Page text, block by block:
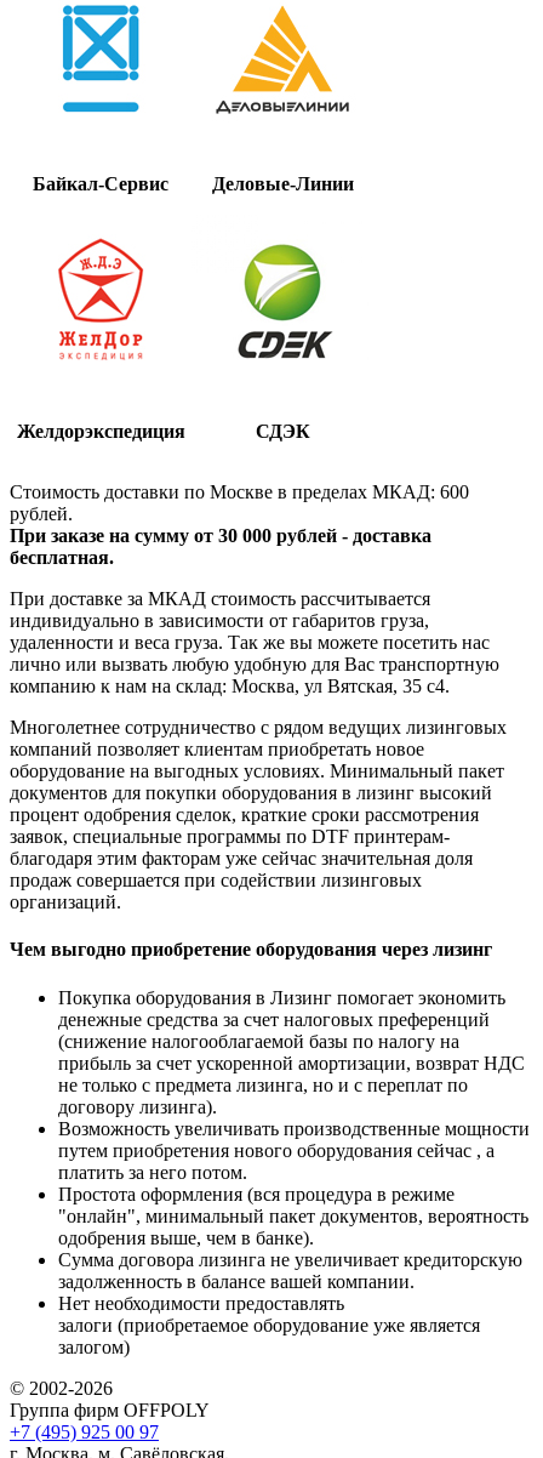
Байкал-Сервис Деловые-Линии
Желдорэкспедиция СДЭК
Стоимость доставки по Москве в пределах МКАД: 600
рублей.
При заказе на сумму от 30 000 рублей - доставка
бесплатная.
При доставке за МКАД стоимость рассчитывается
индивидуально в зависимости от габаритов груза,
удаленности и веса груза. Так же вы можете посетить нас
лично или вызвать любую удобную для Вас транспортную
компанию к нам на склад: Москва, ул Вятская, 35 c4.
Многолетнее сотрудничество с рядом ведущих лизинговых
компаний позволяет клиентам приобретать новое
оборудование на выгодных условиях. Минимальный пакет
документов для покупки оборудования в лизинг высокий
процент одобрения сделок, краткие сроки рассмотрения
заявок, специальные программы по DTF принтерам-
благодаря этим факторам уже сейчас значительная доля
продаж совершается при содействии лизинговых
организаций.
Чем выгодно приобретение оборудования через лизинг
Покупка оборудования в Лизинг помогает экономить
денежные средства за счет налоговых преференций
(снижение налогооблагаемой базы по налогу на
прибыль за счет ускоренной амортизации, возврат НДС
не только с предмета лизинга, но и с переплат по
договору лизинга).
Возможность увеличивать производственные мощности
путем приобретения нового оборудования сейчас , а
платить за него потом.
Простота оформления (вся процедура в режиме
"онлайн", минимальный пакет документов, вероятность
одобрения выше, чем в банке).
Сумма договора лизинга не увеличивает кредиторскую
задолженность в балансе вашей компании.
Нет необходимости предоставлять
залоги (приобретаемое оборудование уже является
залогом)
© 2002-2026
Группа фирм OFFPOLY
+7 (495) 925 00 97
г. Москва, м. Савёловская,